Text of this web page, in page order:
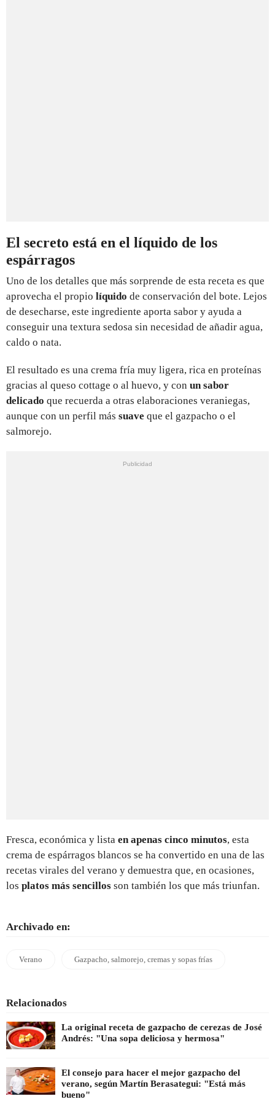
El secreto está en el líquido de los
espárragos
Uno de los detalles que más sorprende de esta receta es que
aprovecha el propio líquido de conservación del bote. Lejos
de desecharse, este ingrediente aporta sabor y ayuda a
conseguir una textura sedosa sin necesidad de añadir agua,
caldo o nata.
El resultado es una crema fría muy ligera, rica en proteínas
gracias al queso cottage o al huevo, y con un sabor
delicado que recuerda a otras elaboraciones veraniegas,
aunque con un perfil más suave que el gazpacho o el
salmorejo.
Fresca, económica y lista en apenas cinco minutos, esta
crema de espárragos blancos se ha convertido en una de las
recetas virales del verano y demuestra que, en ocasiones,
los platos más sencillos son también los que más triunfan.
Archivado en:
Verano Gazpacho, salmorejo, cremas y sopas frías
Relacionados
La original receta de gazpacho de cerezas de José
Andrés: "Una sopa deliciosa y hermosa"
El consejo para hacer el mejor gazpacho del
verano, según Martín Berasategui: "Está más
bueno"